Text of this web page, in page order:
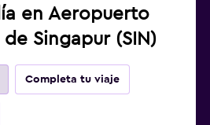
en Aeropuerto
Singapur (SIN)
Completa tu viaje